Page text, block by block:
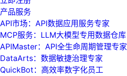
产品服务
API市场：API数据应用服务专家
MCP服务：LLM大模型专用数据仓库
APIMaster：API全生命周期管理专家
DataArts：数据敏捷治理专家
QuickBot：高效率数字化员工